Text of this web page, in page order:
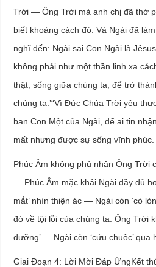
Trời — Ông Trời mà anh chị đã thờ
biết khoảng cách đó. Và Ngài đã
nghĩ đến: Ngài sai Con Ngài là
không phải như một thần linh xa
thật, sống giữa chúng ta, để trở
chúng ta.’“Vì Đức Chúa Trời yêu
ban Con Một của Ngài, để ai tin
mất nhưng được sự sống vĩnh
Phúc Âm không phủ nhận Ông Trời
— Phúc Âm mặc khải Ngài đầy đủ
mắt’ nhìn thiện ác — Ngài còn ‘có
đó về tội lỗi của chúng ta. Ông Trời
dưỡng’ — Ngài còn ‘cứu chuộc’ qua
Giai Đoạn 4: Lời Mời Đáp ỨngKết